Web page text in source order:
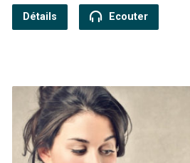
Détails Ecouter